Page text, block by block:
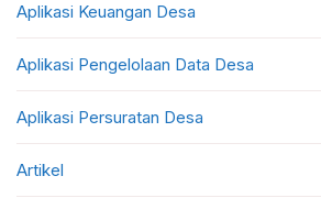
Aplikasi Keuangan Desa
Aplikasi Pengelolaan Data Desa
Aplikasi Persuratan Desa
Artikel